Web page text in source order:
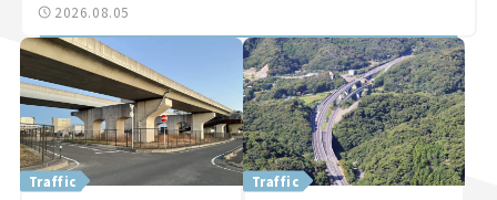
2026.08.05
Traffic Traffic